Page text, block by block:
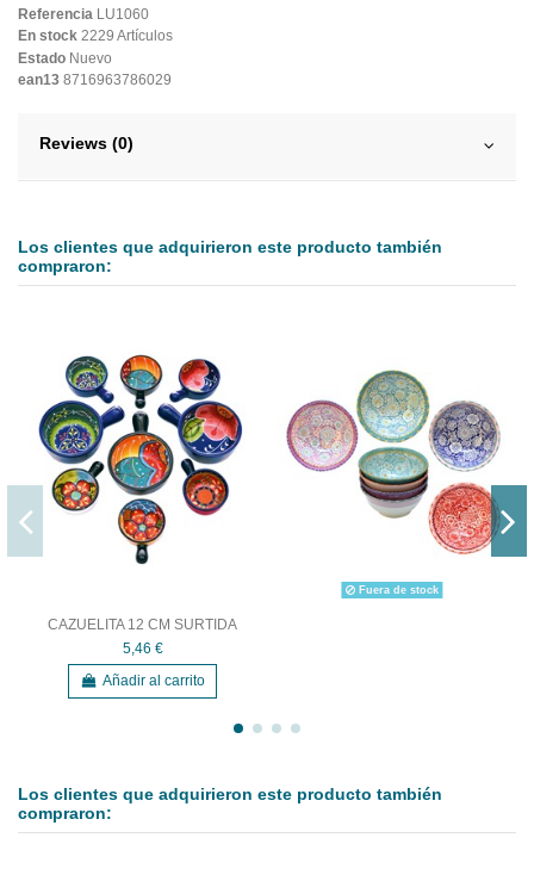
Referencia LU1060
En stock 2229 Artículos
Estado Nuevo
ean13 8716963786029
Reviews (0)
Los clientes que adquirieron este producto también
compraron:
CAZUELITA 12 CM SURTIDA
5,46 €
Añadir al carrito
Fuera de stock
Los clientes que adquirieron este producto también
compraron: